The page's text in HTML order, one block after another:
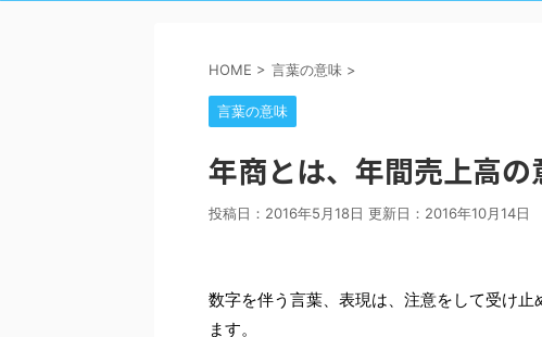
HOME > 言葉の意味 >
言葉の意味
年商とは、年間売上高
投稿日：2016年5月18日 更新日： 2016年10月14日
数字を伴う言葉、表現は、注意をして受け
ます。